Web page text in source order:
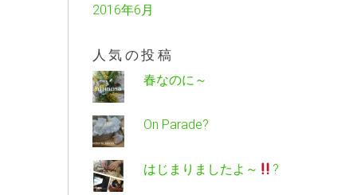
2016年6月
人気の投稿
春なのに～
On Parade?
はじまりましたよ～ ?